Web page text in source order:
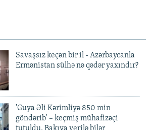
Savaşsız keçən bir il - Azərbaycanla
Ermənistan sülhə nə qədər yaxındır?
'Guya Əli Kərimliyə 850 min
göndərib' – keçmiş mühafizəçi